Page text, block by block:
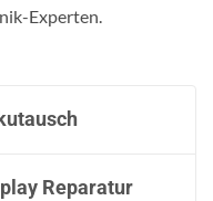
Experten.
Reparatur